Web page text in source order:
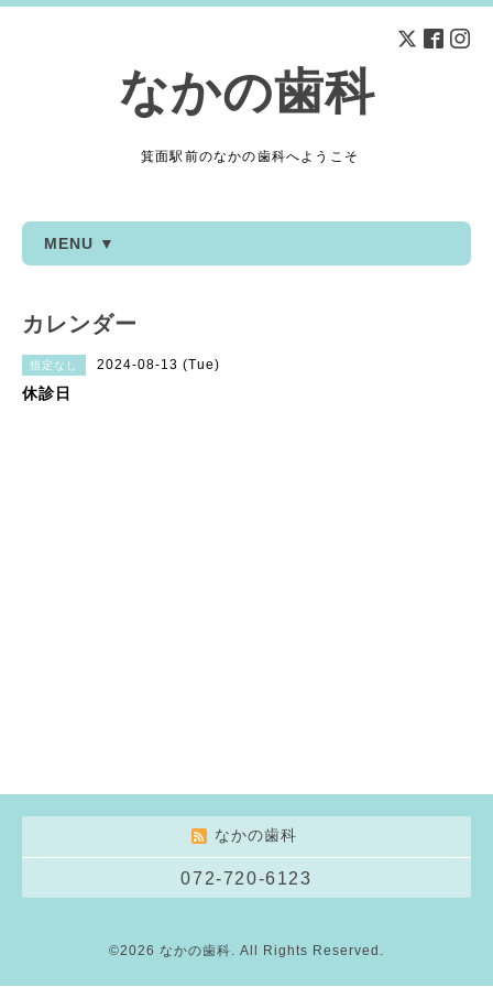
なかの歯科
箕面駅前のなかの歯科へようこそ
MENU ▼
カレンダー
指定なし 2024-08-13 (Tue)
休診日
なかの歯科
072-720-6123
©2026 なかの歯科. All Rights Reserved.